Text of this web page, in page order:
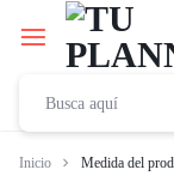
Inicio Medida del